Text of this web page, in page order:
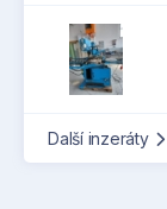
Další inzeráty